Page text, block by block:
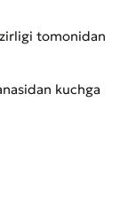
tomonidan
kuchga